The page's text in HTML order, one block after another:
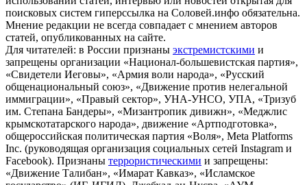
поисковых систем гиперссылка на Соловей.инфо обязательна.
Мнение редакции не всегда совпадает с мнением авторов
статей, опубликованных на сайте.
Для читателей: в России признаны экстремистскими и
запрещены организации «Национал-большевистская партия»,
«Свидетели Иеговы», «Армия воли народа», «Русский
общенациональный союз», «Движение против нелегальной
иммиграции», «Правый сектор», УНА-УНСО, УПА, «Тризуб
им. Степана Бандеры», «Мизантропик дивижн», «Меджлис
крымскотатарского народа», движение «Артподготовка»,
общероссийская политическая партия «Воля», Meta Platforms
Inc. (руководящая организация социальных сетей Instagram и
Facebook). Признаны террористическими и запрещены:
«Движение Талибан», «Имарат Кавказ», «Исламское